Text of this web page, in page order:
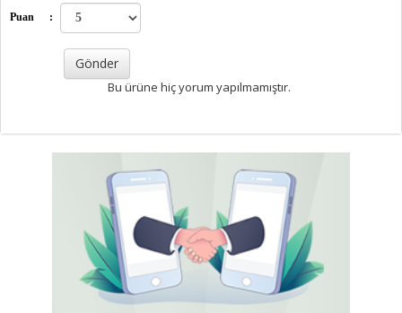
Puan :
Bu ürüne hiç yorum yapılmamıştır.